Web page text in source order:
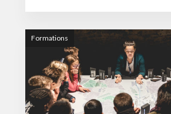
Formations